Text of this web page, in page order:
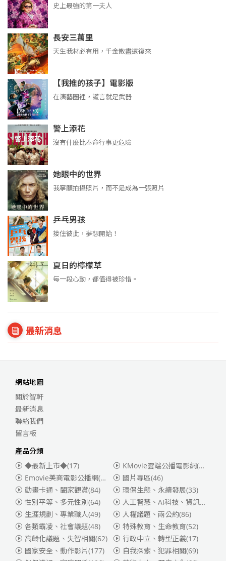
史上最強的第一夫人
長安三萬里
天生我材必有用，千金散盡還復來
【我推的孩子】電影版
在演藝圈裡，謊言就是武器
警上添花
沒有什麼比奉命行事更危險
她眼中的世界
我寧願拍攝照片，而不是成為一張照片
乒乓男孩
接住彼此，夢想開始！
夏日的檸檬草
每一段心動，都值得被珍惜。
最新消息
網站地圖
關於智軒
最新消息
聯絡我們
留言板
產品分類
◆最新上市◆(17)
KMovie雲端公播電影網(迪士尼、福斯、索尼)
Emovie美商電影公播網(華納)
(186)
國片專區(46)
動畫卡通、闔家觀賞(84) 環保生態、永續發展(33)
性別平等、多元性別(64) 人工智慧、AI科技、資訊安全
生涯規劃、專業職人(49) 人權議題、兩公約(86)
各類霸凌、社會議題(48) 特殊教育、生命教育(52)
高齡化議題、失智相關(62) 行政中立、轉型正義(17)
國家安全、動作影片(177) 自我探索、犯罪相關(69)